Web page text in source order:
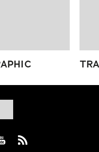
Instagram
us on Youtube
Visit us on Rss